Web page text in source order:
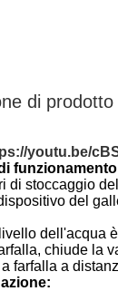
di prodotto
youtu.be/
di stoccaggio
del
dell'acqua
chiude la
farfalla a